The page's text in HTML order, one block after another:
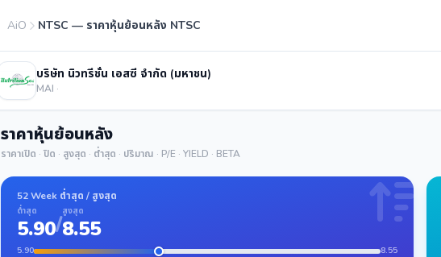
AiO NTSC — ราคาหุ้นย้อนหลัง NTSC
บริษัท นิวทรีชั่น เอสซี จำกัด (มหาชน)
MAI ·
ราคาหุ้นย้อนหลัง
ราคาเปิด · ปิด · สูงสุด · ต่ำสุด · ปริมาณ · P/E · YIELD · BETA
52 Week ต่ำสุด / สูงสุด
ต่ำสุด
5.90/สูงสุด
8.55
5.90
8.55